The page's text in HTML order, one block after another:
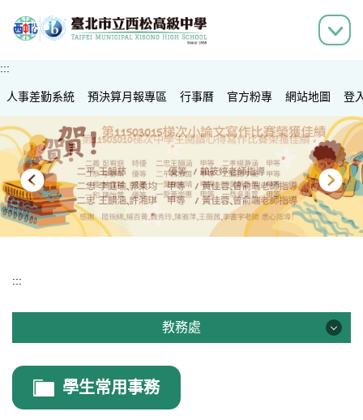
到
容
區
:::
人事差勤系統 預決算月報專區 行事曆 官方粉專 網站地圖 登
:::
教務處
教務處
學生常用事務